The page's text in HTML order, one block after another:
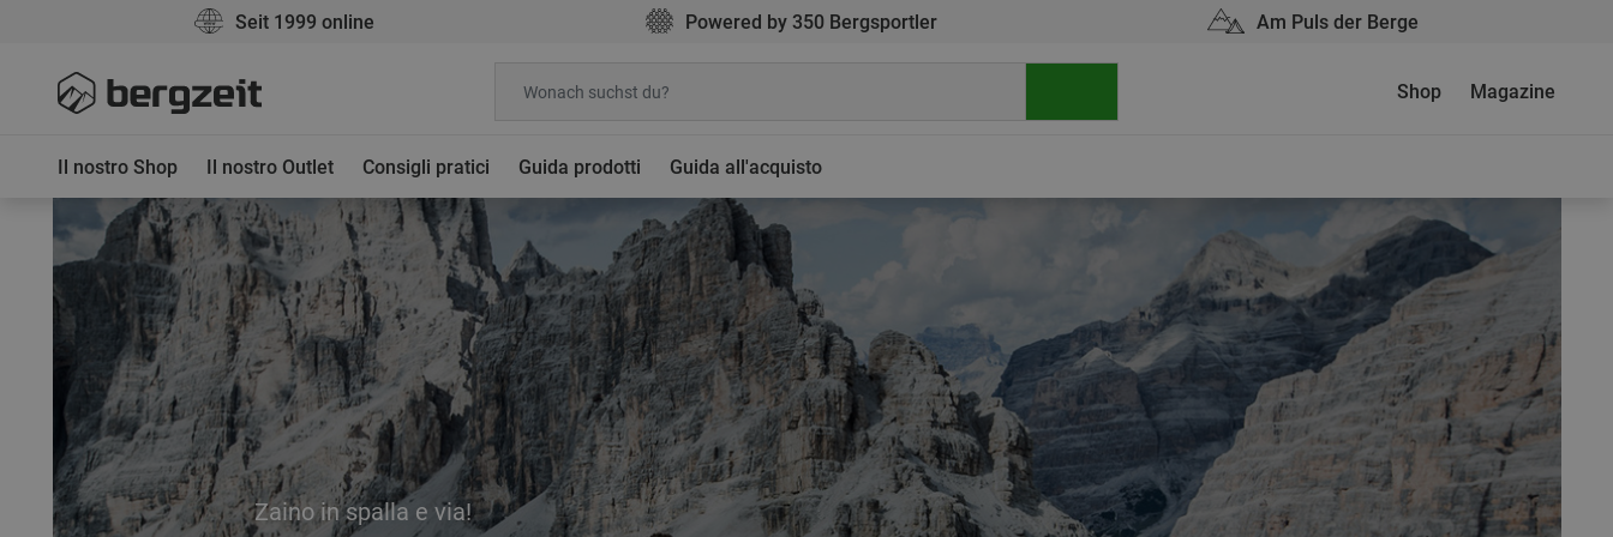
Seit 1999 online Powered by 350 Bergsportler Am Puls der Berge
Il nostro Shop Il nostro Outlet Consigli pratici Guida prodotti Guida all'acquisto
Shop Magazine
Zaino in spalla e via!